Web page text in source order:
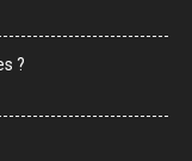
?